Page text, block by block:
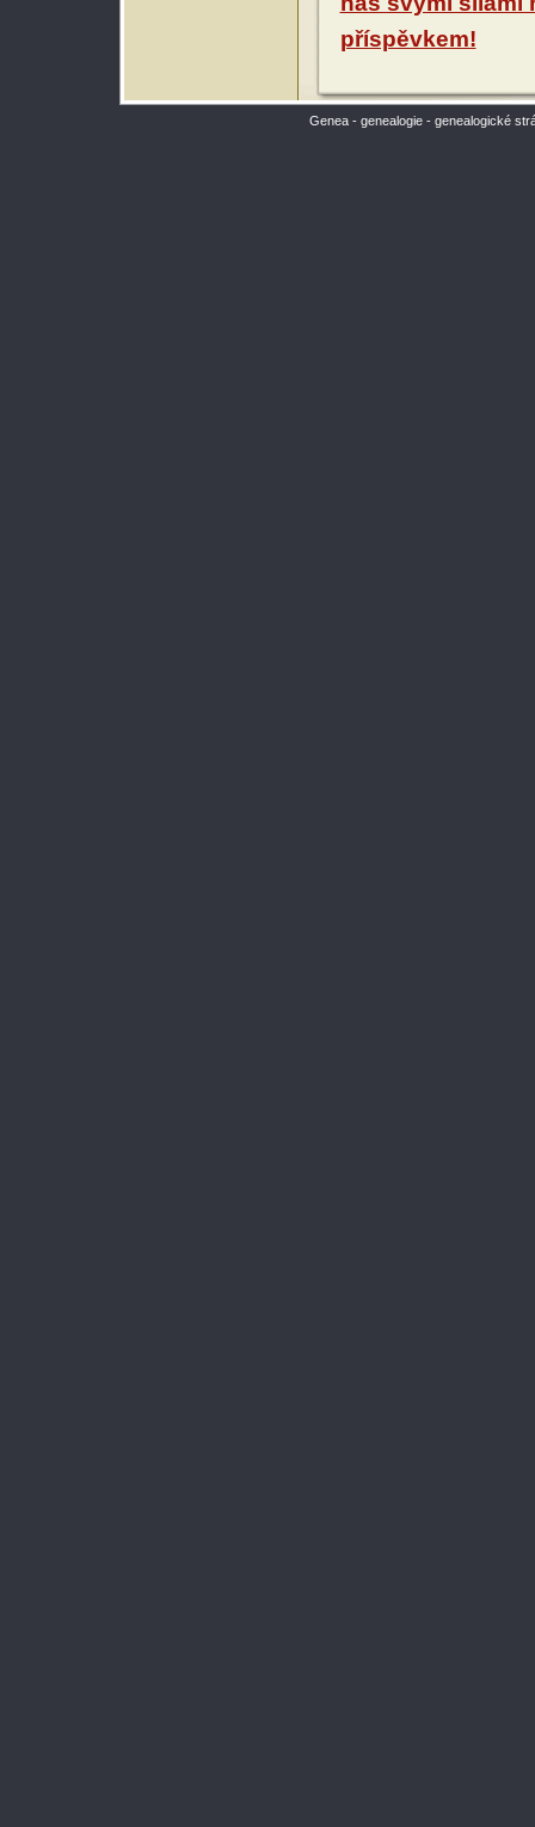
příspěvkem!
Genea - genealogie - genealogické